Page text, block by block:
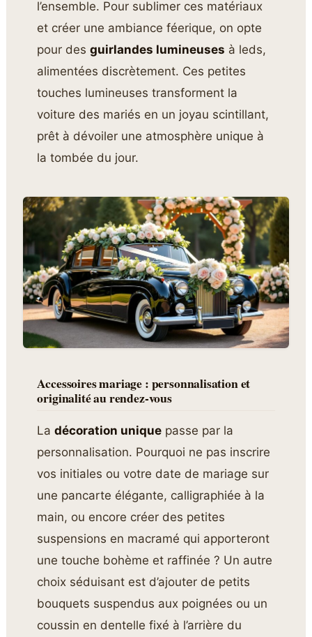
l’ensemble. Pour sublimer ces matériaux
et créer une ambiance féerique, on opte
pour desguirlandes lumineuses à leds,
alimentées discrètement. Ces petites
touches lumineuses transforment la
voiture des mariés en un joyau scintillant,
prêt à dévoiler une atmosphère unique à
la tombée du jour.
Accessoires mariage : personnalisation et
originalité au rendez-vous
Ladécoration unique passe par la
personnalisation. Pourquoi ne pas inscrire
vos initiales ou votre date de mariage sur
une pancarte élégante, calligraphiée à la
main, ou encore créer des petites
suspensions en macramé qui apporteront
une touche bohème et raffinée ? Un autre
choix séduisant est d’ajouter de petits
bouquets suspendus aux poignées ou un
coussin en dentelle fixé à l’arrière du